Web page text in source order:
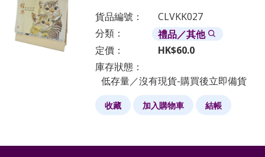
貨品編號：
CLVKK027
分類：
禮品／其他
定價：
HK$60.0
庫存狀態：
低存量／沒有現貨-購買後立即備貨
收藏 加入購物車 結帳